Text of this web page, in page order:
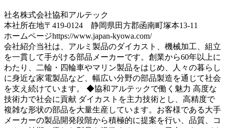
社名株式会社協和アルテック
本社所在地〒419-0124 静岡県田方郡函南町塚本13-11
ホームページhttps://www.japan-kyowa.com/
会社紹介当社は、アルミ製品のダイカスト、機械加工、組立
を一貫して手がける部品メーカーです。創業から60年以上に
わたり、二輪・四輪車やマリン製品をはじめ、人々の暮らし
に身近な家電製品など、幅広い分野の部品製造を通じて社会
を支え続けています。 ◆協和アルテックで働く魅力 高度な
技術力で社会に貢献 ダイカストを主力技術とし、高精度で
複雑な形状の部品を大量生産しています。お客様である大手
メーカーの製品開発段階から積極的に提案を行い、品質、コ